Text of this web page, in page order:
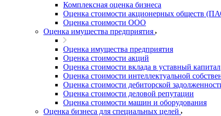
Комплексная оценка бизнеса
Оценка стоимости акционерных обществ
Оценка стоимости ООО
Оценка имущества предприятия
Оценка имущества предприятия
Оценка стоимости акций
Оценка стоимости вклада в уставный капитал
Оценка стоимости интеллектуальной
Оценка стоимости дебиторской
Оценка стоимости деловой репутации
Оценка стоимости машин и оборудования
Оценка бизнеса для специальных целей
Бийск
Биробиджан
Бирск
Благовещенск
Благодарный
Богородицк
Боготол
Большой Камень
Бор